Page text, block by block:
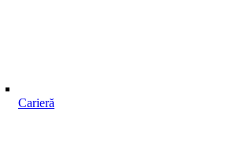
Carieră